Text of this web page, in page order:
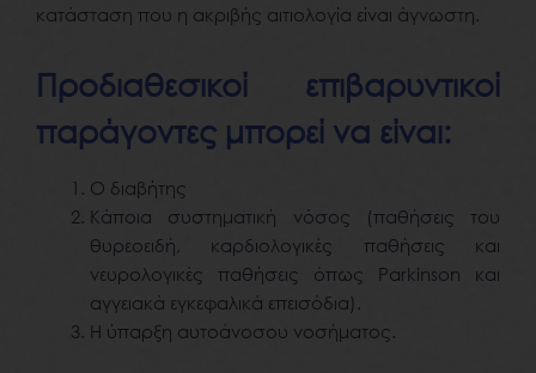
κατάσταση που η ακριβής αιτιολογία είναι άγνωστη.
Προδιαθεσικοί επιβαρυντικοί
παράγοντες μπορεί να είναι:
Ο διαβήτης
Κάποια συστηματική νόσος (παθήσεις του
θυρεοειδή, καρδιολογικές παθήσεις και
νευρολογικές παθήσεις όπως Parkinson και
αγγειακά εγκεφαλικά επεισόδια).
Η ύπαρξη αυτοάνοσου νοσήματος.